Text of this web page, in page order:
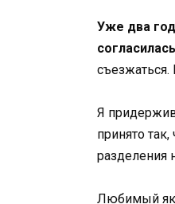
Уже два
Я
принято
разделения
Любимый